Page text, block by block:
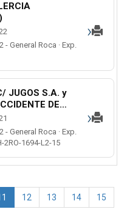
General Roca · Exp.
›
JUGOS S.A. y
DE
General Roca · Exp.
2RO-1694-L2-15
›
12 13 14 15